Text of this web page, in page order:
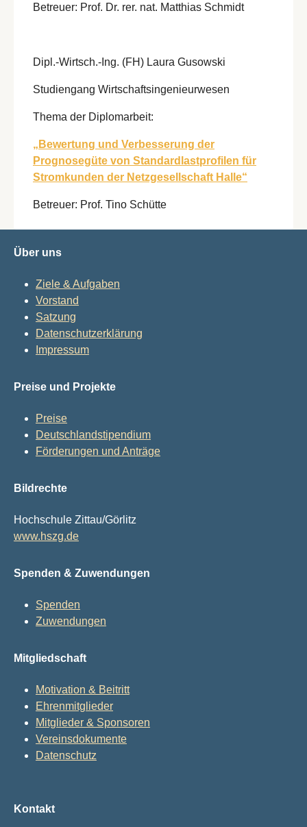
Betreuer: Prof. Dr. rer. nat. Matthias Schmidt
Dipl.-Wirtsch.-Ing. (FH) Laura Gusowski
Studiengang Wirtschaftsingenieurwesen
Thema der Diplomarbeit:
„Bewertung und Verbesserung der
Prognosegüte von Standardlastprofilen für
Stromkunden der Netzgesellschaft Halle“
Betreuer: Prof. Tino Schütte
Über uns
Ziele & Aufgaben
Vorstand
Satzung
Datenschutzerklärung
Impressum
Preise und Projekte
Preise
Deutschlandstipendium
Förderungen und Anträge
Bildrechte
Hochschule Zittau/Görlitz
www.hszg.de
Spenden & Zuwendungen
Spenden
Zuwendungen
Mitgliedschaft
Motivation & Beitritt
Ehrenmitglieder
Mitglieder & Sponsoren
Vereinsdokumente
Datenschutz
Kontakt